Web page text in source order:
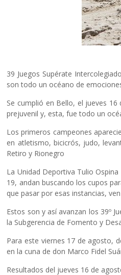
39 Juegos Supérate
son todo un océano de
Se cumplió en Bello, el jueves
prejuvenil y, esta, fue todo un
Los primeros campeones
en atletismo, bicicrós, judo,
Retiro y Rionegro
La Unidad Deportiva Tulio
19, andan buscando los cupos
que pasar por esas instancias,
Estos son y así avanzan los 39º
la Subgerencia de Fomento y
Para este viernes 17 de agosto,
en la cuna de don Marco Fidel
Resultados del jueves 16 de